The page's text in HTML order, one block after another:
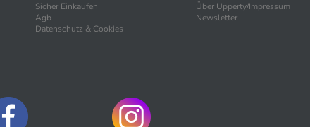
Sicher Einkaufen
Agb
Datenschutz & Cookies
Über Upperty/Impressum
Newsletter